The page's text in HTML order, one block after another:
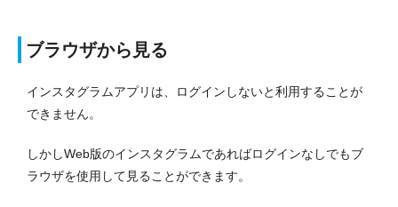
ブラウザから見る
インスタグラムアプリは、ログインしないと利用することが
できません。
しかしWeb版のインスタグラムであればログインなしでもブ
ラウザを使用して見ることができます。